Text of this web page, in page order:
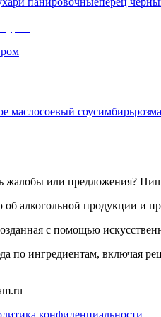
маслосоевый соусимбирь
жалобы или предложения?
алкогольной продукции и
с помощью
по ингредиентам, включая